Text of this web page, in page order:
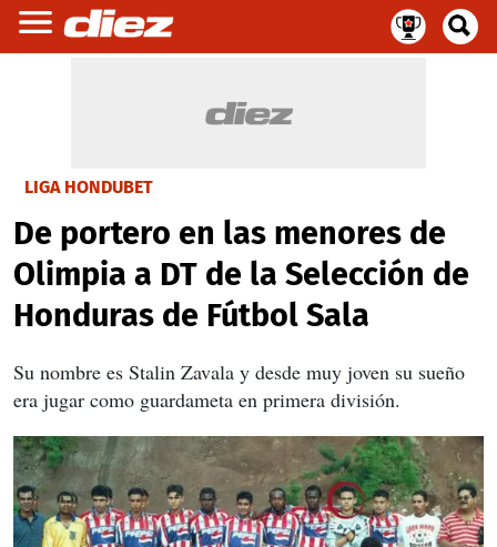
LIGA HONDUBET
De portero en las menores de
Olimpia a DT de la Selección de
Honduras de Fútbol Sala
Su nombre es Stalin Zavala y desde muy joven su sueño
era jugar como guardameta en primera división.